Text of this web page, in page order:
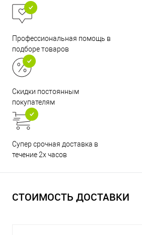
Профессиональная помощь в
подборе товаров
Скидки постоянным
покупателям
Супер срочная доставка в
течение 2х часов
СТОИМОСТЬ ДОСТАВКИ